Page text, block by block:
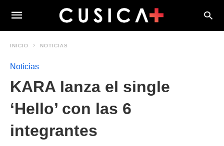
INICIO NOTICIAS
Noticias
KARA lanza el single
‘Hello’ con las 6
integrantes